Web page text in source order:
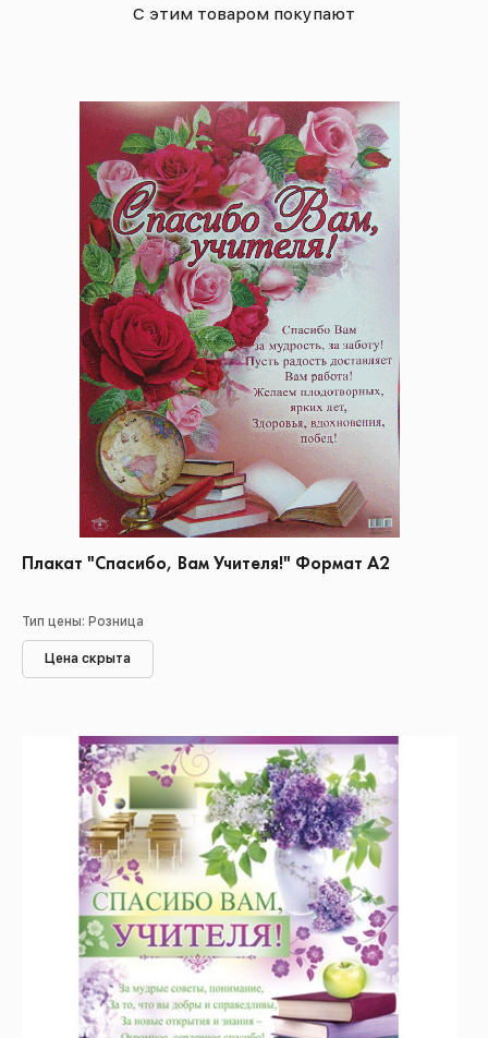
С этим товаром покупают
Плакат "Спасибо, Вам Учителя!" Формат А2
Тип цены: Розница
Цена скрыта